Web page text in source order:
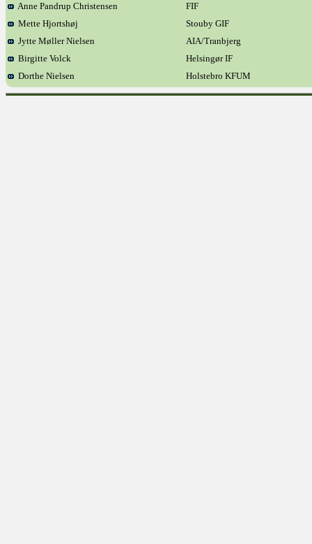
Anne Pandrup Christensen
FIF
Mette Hjortshøj
Stouby GIF
Jytte Møller Nielsen
AIA/Tranbjerg
Birgitte Volck
Helsingør IF
Dorthe Nielsen
Holstebro KFUM